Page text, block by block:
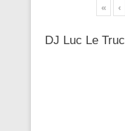
« ‹
DJ Luc Le Truc